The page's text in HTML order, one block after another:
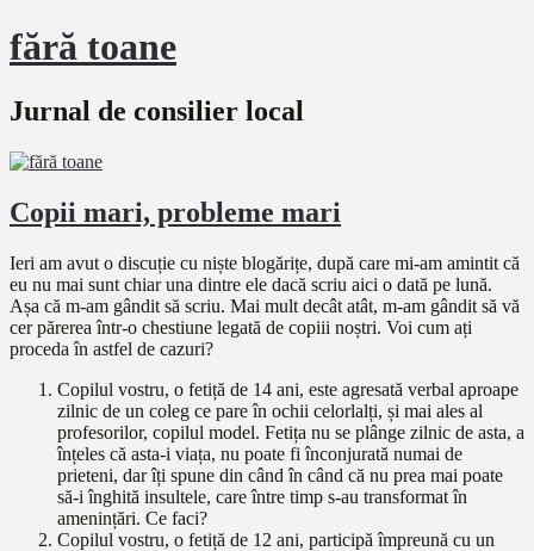
fără toane
Jurnal de consilier local
Copii mari, probleme mari
Ieri am avut o discuție cu niște blogărițe, după care mi-am amintit că
eu nu mai sunt chiar una dintre ele dacă scriu aici o dată pe lună.
Așa că m-am gândit să scriu. Mai mult decât atât, m-am gândit să vă
cer părerea într-o chestiune legată de copiii noștri. Voi cum ați
proceda în astfel de cazuri?
Copilul vostru, o fetiță de 14 ani, este agresată verbal aproape
zilnic de un coleg ce pare în ochii celorlalți, și mai ales al
profesorilor, copilul model. Fetița nu se plânge zilnic de asta, a
înțeles că asta-i viața, nu poate fi înconjurată numai de
prieteni, dar îți spune din când în când că nu prea mai poate
să-i înghită insultele, care între timp s-au transformat în
amenințări. Ce faci?
Copilul vostru, o fetiță de 12 ani, participă împreună cu un